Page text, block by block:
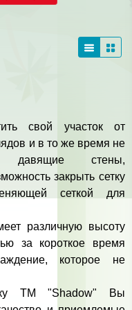
свой участок от
и в то же время не
давящие стены,
закрыть сетку
сеткой для
различную высоту
за короткое время
которое не
ТМ "Shadow" Вы